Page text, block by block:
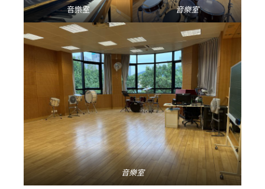
音樂室 音樂室
音樂室